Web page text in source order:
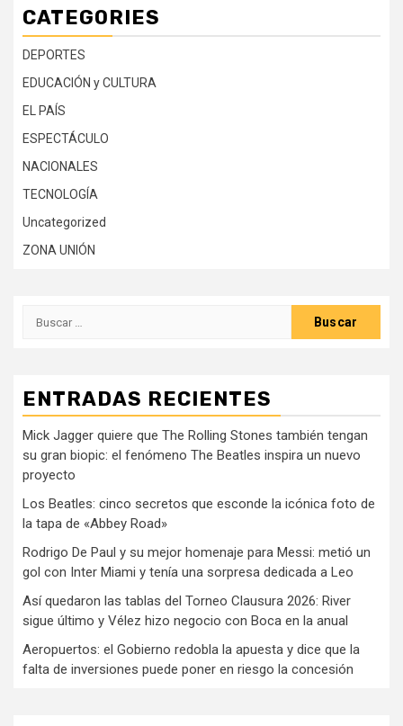
CATEGORIES
DEPORTES
EDUCACIÓN y CULTURA
EL PAÍS
ESPECTÁCULO
NACIONALES
TECNOLOGÍA
Uncategorized
ZONA UNIÓN
Buscar:
ENTRADAS RECIENTES
Mick Jagger quiere que The Rolling Stones también tengan
su gran biopic: el fenómeno The Beatles inspira un nuevo
proyecto
Los Beatles: cinco secretos que esconde la icónica foto de
la tapa de «Abbey Road»
Rodrigo De Paul y su mejor homenaje para Messi: metió un
gol con Inter Miami y tenía una sorpresa dedicada a Leo
Así quedaron las tablas del Torneo Clausura 2026: River
sigue último y Vélez hizo negocio con Boca en la anual
Aeropuertos: el Gobierno redobla la apuesta y dice que la
falta de inversiones puede poner en riesgo la concesión